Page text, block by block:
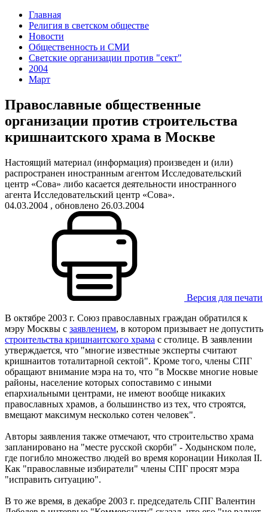
Главная
Религия в светском обществе
Новости
Общественность и СМИ
Светские организации против "сект"
2004
Март
Православные общественные
организации против строительства
кришнаитского храма в Москве
Настоящий материал (информация) произведен и (или)
распространен иностранным агентом Исследовательский
центр «Сова» либо касается деятельности иностранного
агента Исследовательский центр «Сова».
04.03.2004 , обновлено 26.03.2004
Версия для печати
В октябре 2003 г. Союз православных граждан обратился к
мэру Москвы с заявлением, в котором призывает не допустить
строительства кришнаитского храма с столице. В заявлении
утверждается, что "многие известные эксперты считают
кришнаитов тоталитарной сектой". Кроме того, члены СПГ
обращают внимание мэра на то, что "в Москве многие новые
районы, население которых сопоставимо с иными
епархиальными центрами, не имеют вообще никаких
православных храмов, а большинство из тех, что строятся,
вмещают максимум несколько сотен человек".
Авторы заявления также отмечают, что строительство храма
запланировано на "месте русской скорби" - Ходынском поле,
где погибло множество людей во время коронации Николая II.
Как "православные избиратели" члены СПГ просят мэра
"исправить ситуацию".
В то же время, в декабре 2003 г. председатель СПГ Валентин